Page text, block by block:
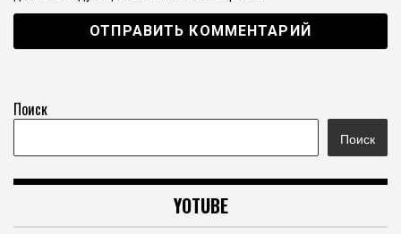
Поиск
Поиск
YOTUBE